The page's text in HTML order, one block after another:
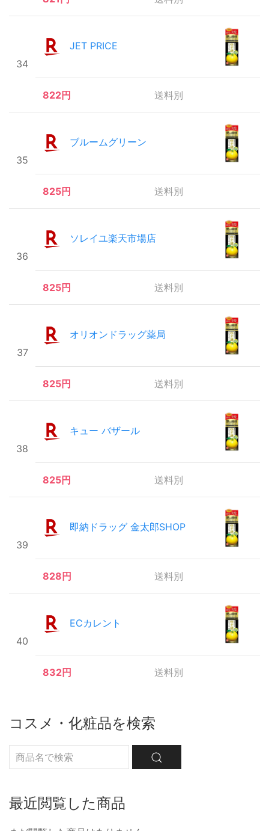
34
JET PRICE
822円 送料別
35
ブルームグリーン
825円 送料別
36
ソレイユ楽天市場店
825円 送料別
37
オリオンドラッグ薬局
825円 送料別
38
キュー バザール
825円 送料別
39
即納ドラッグ 金太郎SHOP
828円 送料別
40
ECカレント
832円 送料別
コスメ・化粧品を検索
最近閲覧した商品